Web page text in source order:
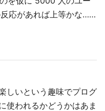
応があれば上等かな……
しいという趣味でプログ
使われるかどうかはあま